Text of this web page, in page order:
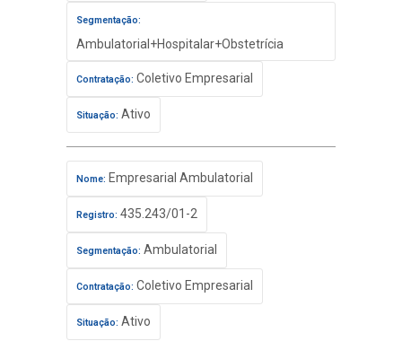
Segmentação:
Ambulatorial+Hospitalar+Obstetrícia
Contratação: Coletivo Empresarial
Situação: Ativo
Nome: Empresarial Ambulatorial
Registro: 435.243/01-2
Segmentação: Ambulatorial
Contratação: Coletivo Empresarial
Situação: Ativo